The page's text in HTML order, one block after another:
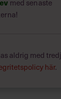
med senaste
aldrig med
här.